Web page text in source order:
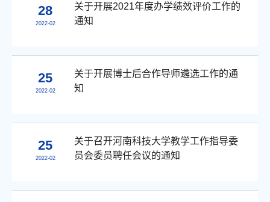
28
2022-02
关于开展2021年度办学绩效评价工作的
通知
25
2022-02
关于开展博士后合作导师遴选工作的通
知
25
2022-02
关于召开河南科技大学教学工作指导委
员会委员聘任会议的通知